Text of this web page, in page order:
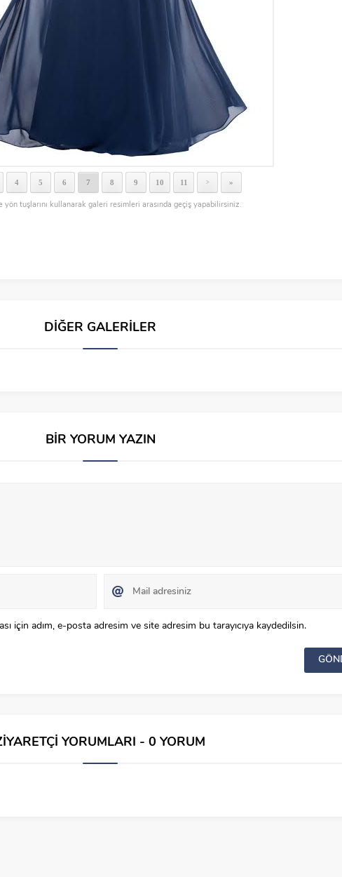
4 5 6 7 8 9 10 11 > »
yön tuşlarını kullanarak galeri resimleri arasında geçiş yapabilirsiniz.
DİĞER GALERİLER
BİR YORUM YAZIN
için adım, e-posta adresim ve site adresim bu tarayıcıya kaydedilsin.
YORUMLARI - 0 YORUM